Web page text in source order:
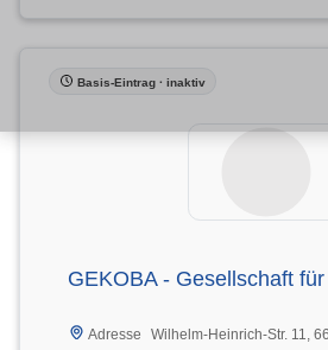
Basis-Eintrag · inaktiv
GEKOBA - Gesellschaft
Adresse
Wilhelm-Heinrich-Str. 11,